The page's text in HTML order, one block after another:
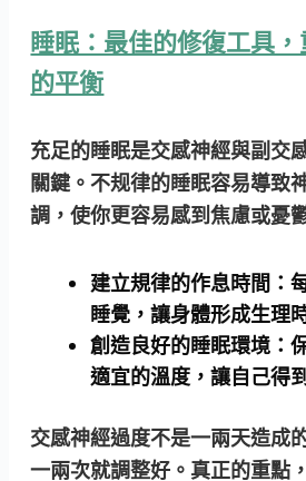
睡眠：最佳的修復工具
的平衡
充足的睡眠是交感神經與副交
關鍵。不规律的睡眠容易導致
調，使你更容易感到焦慮或憂
建立規律的作息時間：
睡覺，讓身體形成生理
創造良好的睡眠環境：
適宜的溫度，讓自己得
交感神經過度不是一兩天造成
一兩次就調整好。真正的重點